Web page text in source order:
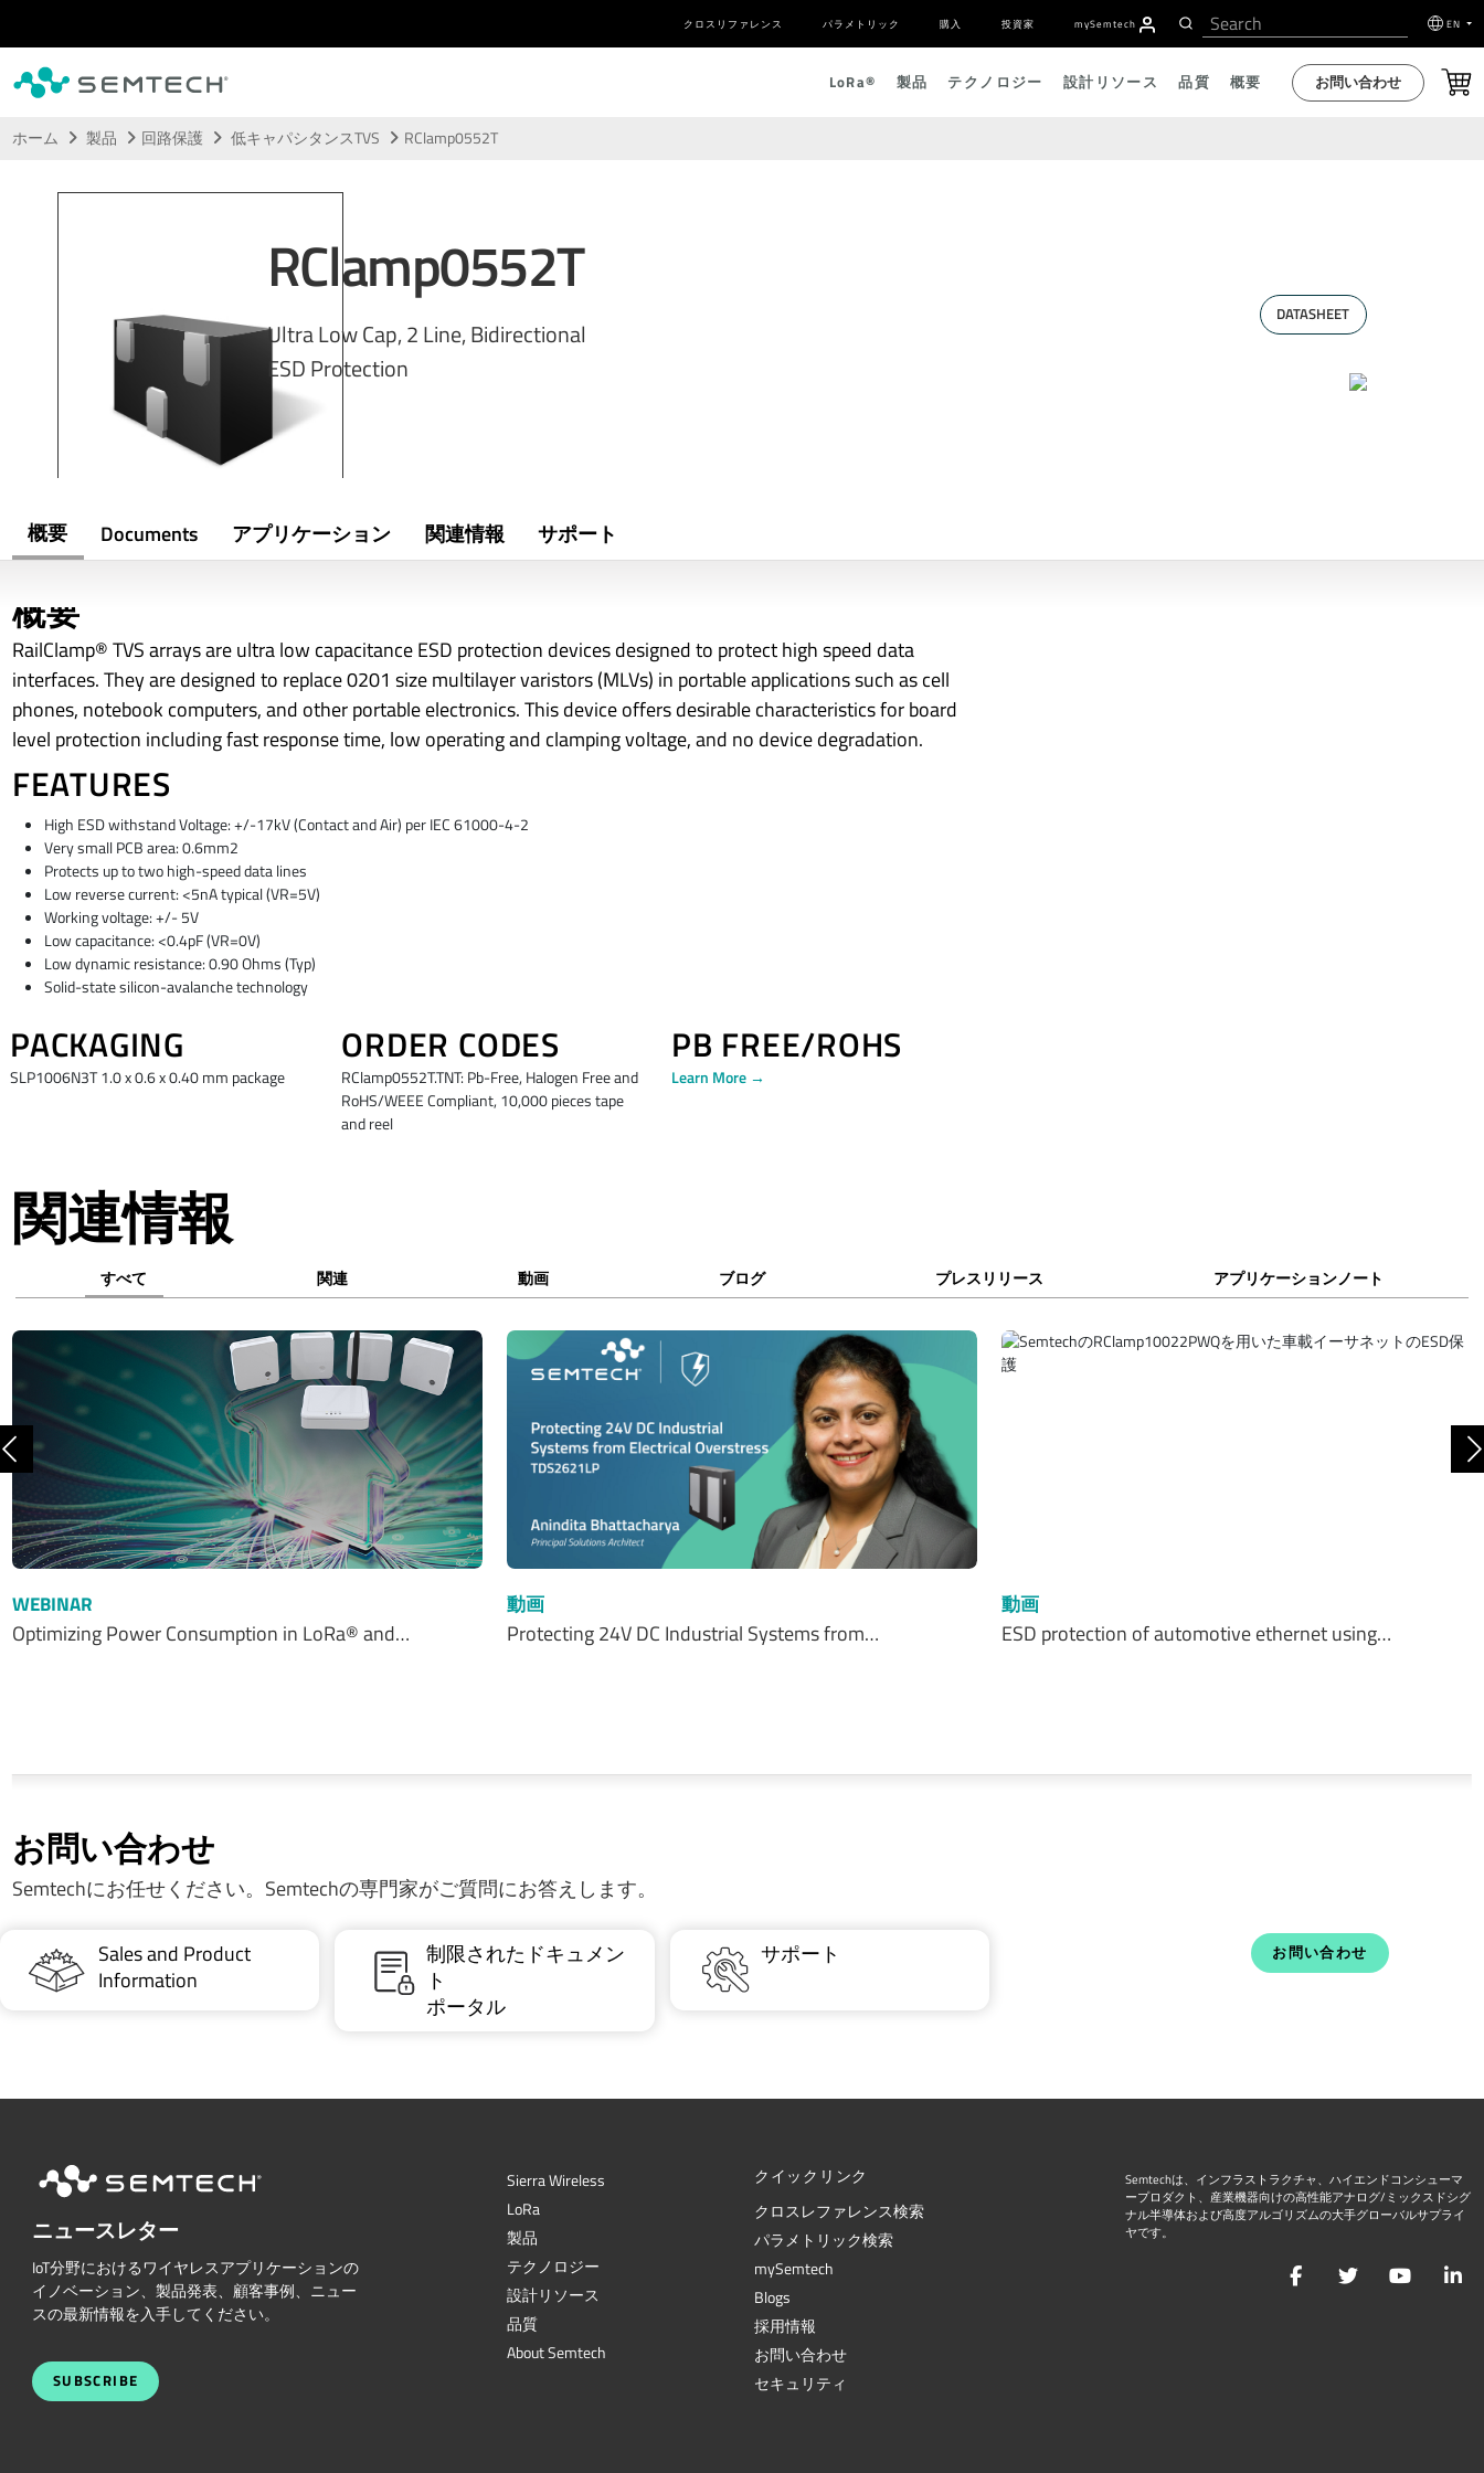
メインコンテンツにスキップ
クロスリファレンス パラメトリック 購入 投資家 mySemtech EN
LoRa® 製品 テクノロジー 設計リソース 品質 概要 お問い合わせ
ホーム 製品 回路保護 低キャパシタンスTVS RClamp0552T
RClamp0552T
Ultra Low Cap, 2 Line, Bidirectional
ESD Protection
DATASHEET
概要 Documents アプリケーション 関連情報 サポート
概要
RailClamp® TVS arrays are ultra low capacitance ESD protection devices designed to protect high speed data
interfaces. They are designed to replace 0201 size multilayer varistors (MLVs) in portable applications such as cell
phones, notebook computers, and other portable electronics. This device offers desirable characteristics for board
level protection including fast response time, low operating and clamping voltage, and no device degradation.
FEATURES
High ESD withstand Voltage: +/-17kV (Contact and Air) per IEC 61000-4-2
Very small PCB area: 0.6mm2
Protects up to two high-speed data lines
Low reverse current: <5nA typical (VR=5V)
Working voltage: +/- 5V
Low capacitance: <0.4pF (VR=0V)
Low dynamic resistance: 0.90 Ohms (Typ)
Solid-state silicon-avalanche technology
PACKAGING
SLP1006N3T 1.0 x 0.6 x 0.40 mm package
ORDER CODES
RClamp0552T.TNT: Pb-Free, Halogen Free and
RoHS/WEEE Compliant, 10,000 pieces tape
and reel
PB FREE/ROHS
Learn More →
関連情報
すべて 関連 動画 ブログ プレスリリース アプリケーションノート
WEBINAR
Optimizing Power Consumption in LoRa® and…
動画
Protecting 24V DC Industrial Systems from…
動画
ESD protection of automotive ethernet using…
前へ
お問い合わせ
Semtechにお任せください。Semtechの専門家がご質問にお答えします。
Sales and Product
Information
制限されたドキュメン
ト
ポータル
サポート お問い合わせ
ニュースレター
IoT分野におけるワイヤレスアプリケーションの
イノベーション、製品発表、顧客事例、ニュー
スの最新情報を入手してください。
SUBSCRIBE
Sierra Wireless
LoRa
製品
テクノロジー
設計リソース
品質
About Semtech
クイックリンク
クロスレファレンス検索
パラメトリック検索
mySemtech
Blogs
採用情報
お問い合わせ
セキュリティ
Semtechは、インフラストラクチャ、ハイエンドコンシューマ
ープロダクト、産業機器向けの高性能アナログ/ミックスドシグ
ナル半導体および高度アルゴリズムの大手グローバルサプライ
ヤです。
FacebookTwitter